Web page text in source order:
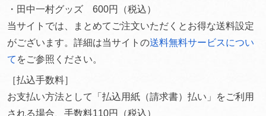
・田中一村グッズ 600円（税込）
当サイトでは、まとめてご注文いただくとお得な送料設定
がございます。詳細は当サイトの送料無料サービスについ
て をご参照ください。
［払込手数料］
お支払い方法として「払込用紙（請求書）払い」をご利用
される場合、手数料110円（税込）